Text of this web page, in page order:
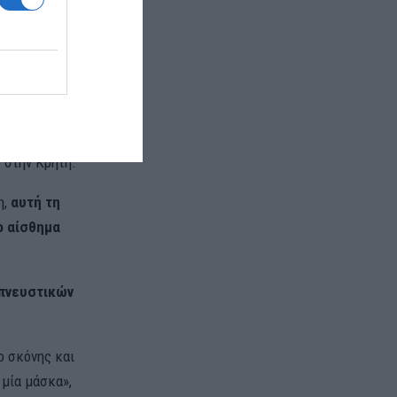
Ενώ την
στην Κρήτη.
αυτή τη
αίσθημα
σκόνης και
μάσκα»,